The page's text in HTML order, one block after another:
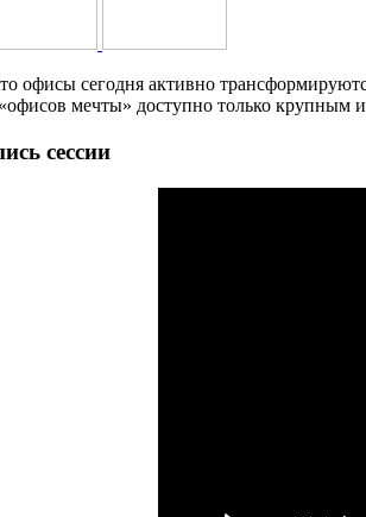
офисы сегодня активно
«офисов мечты» доступно только
сессии